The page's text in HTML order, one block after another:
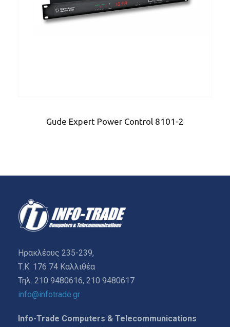
Gude Expert Power Control 8101-2
Ηρακλέους 235-239,
Τ.Κ. 176 74 Καλλιθέα
Τηλ. 210 9480616, 210 9480617
info@infotrade.gr
Info-Trade Computers & Telecommunications